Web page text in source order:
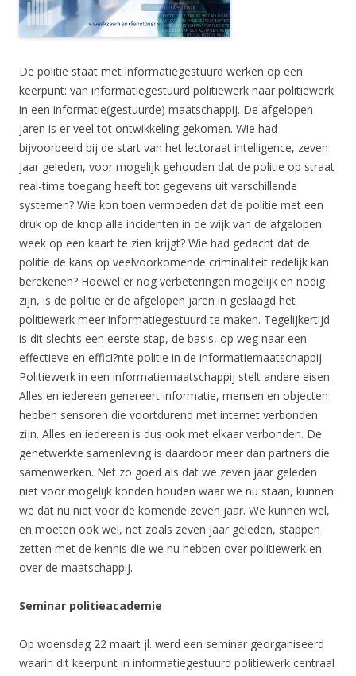
De politie staat met informatiegestuurd werken op een
keerpunt: van informatiegestuurd politiewerk naar politiewerk
in een informatie(gestuurde) maatschappij. De afgelopen
jaren is er veel tot ontwikkeling gekomen. Wie had
bijvoorbeeld bij de start van het lectoraat intelligence, zeven
jaar geleden, voor mogelijk gehouden dat de politie op straat
real-time toegang heeft tot gegevens uit verschillende
systemen? Wie kon toen vermoeden dat de politie met een
druk op de knop alle incidenten in de wijk van de afgelopen
week op een kaart te zien krijgt? Wie had gedacht dat de
politie de kans op veelvoorkomende criminaliteit redelijk kan
berekenen? Hoewel er nog verbeteringen mogelijk en nodig
zijn, is de politie er de afgelopen jaren in geslaagd het
politiewerk meer informatiegestuurd te maken. Tegelijkertijd
is dit slechts een eerste stap, de basis, op weg naar een
effectieve en effici?nte politie in de informatiemaatschappij.
Politiewerk in een informatiemaatschappij stelt andere eisen.
Alles en iedereen genereert informatie, mensen en objecten
hebben sensoren die voortdurend met internet verbonden
zijn. Alles en iedereen is dus ook met elkaar verbonden. De
genetwerkte samenleving is daardoor meer dan partners die
samenwerken. Net zo goed als dat we zeven jaar geleden
niet voor mogelijk konden houden waar we nu staan, kunnen
we dat nu niet voor de komende zeven jaar. We kunnen wel,
en moeten ook wel, net zoals zeven jaar geleden, stappen
zetten met de kennis die we nu hebben over politiewerk en
over de maatschappij.
Seminar politieacademie
Op woensdag 22 maart jl. werd een seminar georganiseerd
waarin dit keerpunt in informatiegestuurd politiewerk centraal